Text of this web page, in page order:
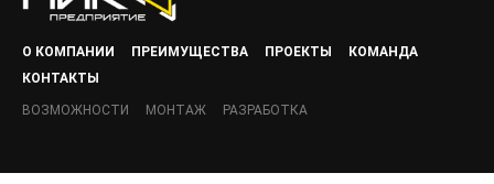
О КОМПАНИИ ПРЕИМУЩЕСТВА ПРОЕКТЫ
КОМАНДА
КОНТАКТЫ
ВОЗМОЖНОСТИ МОНТАЖ РАЗРАБОТКА